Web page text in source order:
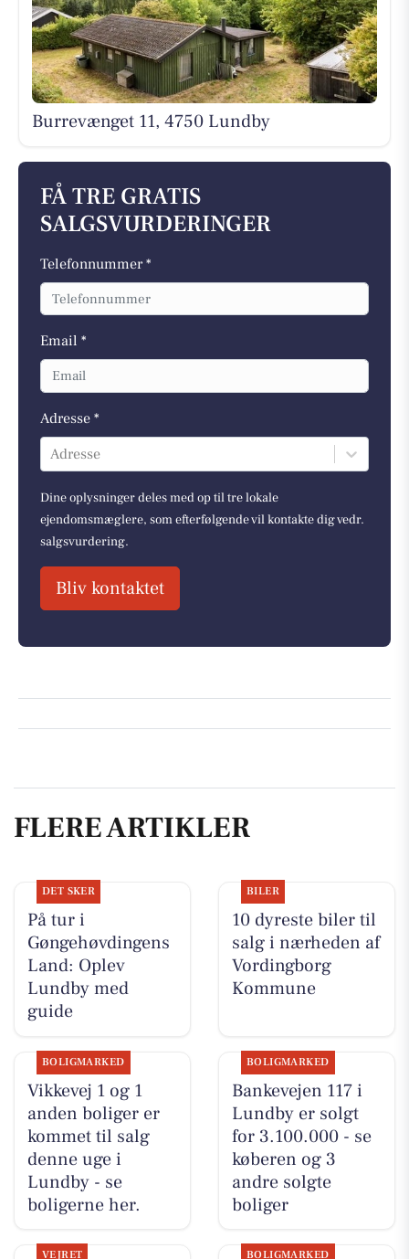
Burrevænget 11, 4750 Lundby
FÅ TRE GRATIS
SALGSVURDERINGER
Telefonnummer *
Email *
Adresse *
Adresse
Dine oplysninger deles med op til tre lokale
ejendomsmæglere, som efterfølgende vil kontakte dig vedr.
salgsvurdering.
Bliv kontaktet
FLERE ARTIKLER
DET SKER
På tur i
Gøngehøvdingens
Land: Oplev
Lundby med
guide
BILER
10 dyreste biler til
salg i nærheden af
Vordingborg
Kommune
BOLIGMARKED
Vikkevej 1 og 1
anden boliger er
kommet til salg
denne uge i
Lundby - se
boligerne her.
BOLIGMARKED
Bankevejen 117 i
Lundby er solgt
for 3.100.000 - se
køberen og 3
andre solgte
boliger
VEJRET BOLIGMARKED